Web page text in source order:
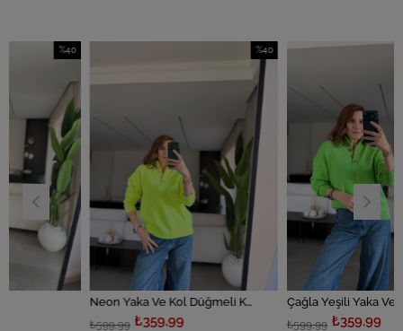
Neon Yaka Ve Kol Düğmeli Kazak
₺359,99
Çağla Yeşili Yaka Ve Kol Düğmeli Kazak
₺359,99